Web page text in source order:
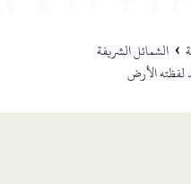
› الشمائل الشريفة